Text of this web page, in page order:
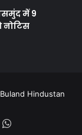
में 9
नोटिस
Hindustan
WhatsApp